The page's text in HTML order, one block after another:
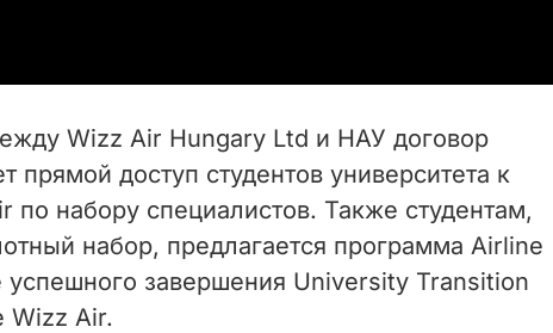
i
d
e
Wizz Air Hungary Ltd и НАУ договор
прямой доступ студентов университета к
по набору специалистов. Также студентам,
набор, предлагается программа Airline
успешного завершения University Transition
Wizz Air.